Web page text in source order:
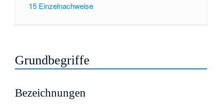
15 Einzelnachweise
Grundbegriffe
Bezeichnungen